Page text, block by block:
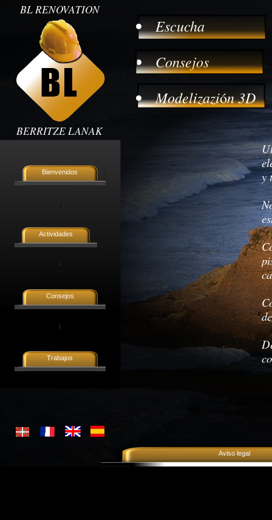
Aviso legal
BL RENOVATION
BERRITZE LANAK
Escucha
Consejos
Modelizazión 3D
Bienvenidos
Actividades
Consejos
Trabajos
y